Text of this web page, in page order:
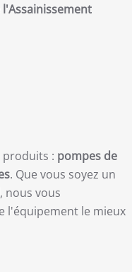
produits : pompes de
. Que vous soyez un
, nous vous
l'équipement le mieux